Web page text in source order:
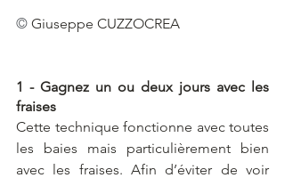
© Giuseppe CUZZOCREA
1 - Gagnez un ou deux jours avec les
fraises
Cette technique fonctionne avec toutes
les baies mais particulièrement bien
avec les fraises. Afin d’éviter de voir